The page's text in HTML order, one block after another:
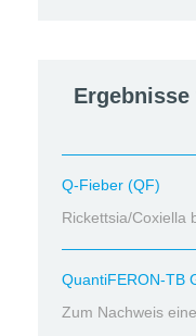
Q-Fieber (QF)
Rickettsia/Coxiella
QuantiFERON-TB
Zum Nachweis